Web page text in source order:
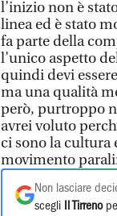
l’inizio non è
linea ed è stato
fa parte della
l’unico aspetto
quindi devi
ma una qualità
però, purtroppo
avrei voluto
ci sono la cultura
movimento
Non lasciare
scegli
Il Tirreno